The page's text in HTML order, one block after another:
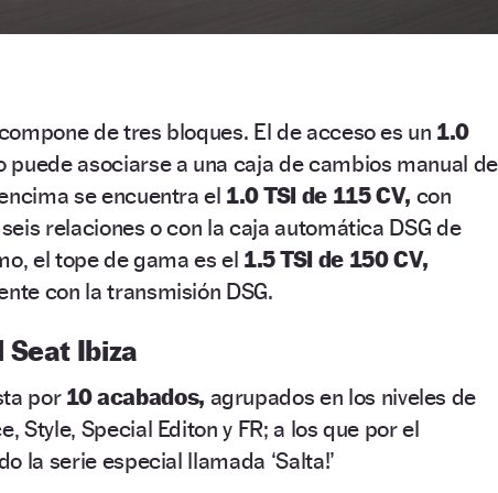
de tres bloques. El de acceso es un 1.0
puede asociarse a una caja de cambios manual de
se encuentra el 1.0 TSI de 115 CV, con
relaciones o con la caja automática DSG de
el tope de gama es el 1.5 TSI de 150 CV,
con la transmisión DSG.
Seat Ibiza
por 10 acabados, agrupados en los niveles de
Style, Special Editon y FR; a los que por el
la serie especial llamada ‘Salta!’